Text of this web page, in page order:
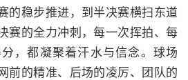
的稳步推进，到半决赛横扫东道
赛的全力冲刺，每一次挥拍、每
，都凝聚着汗水与信念。球场
前的精准、后场的凌厉、团队的